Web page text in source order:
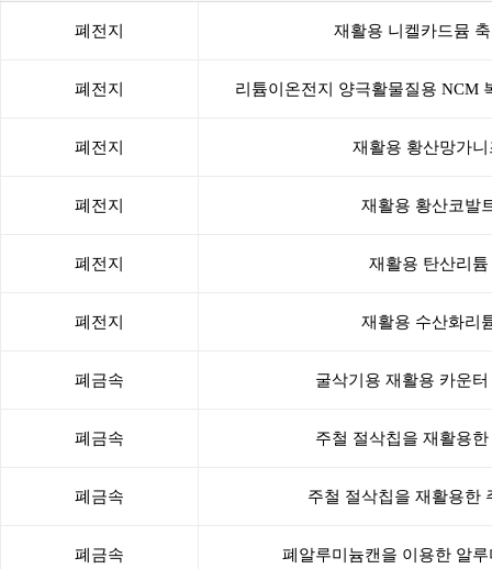
폐전지 재활용 니켈카드뮴
폐전지 리튬이온전지 양극활물질용 NCM
폐전지 재활용 황산망가니
폐전지 재활용 황산코발
폐전지 재활용 탄산리튬
폐전지 재활용 수산화리
폐금속 굴삭기용 재활용 카운
폐금속 주철 절삭칩을 재활용
폐금속 주철 절삭칩을 재활용한
폐금속 폐알루미늄캔을 이용한 알